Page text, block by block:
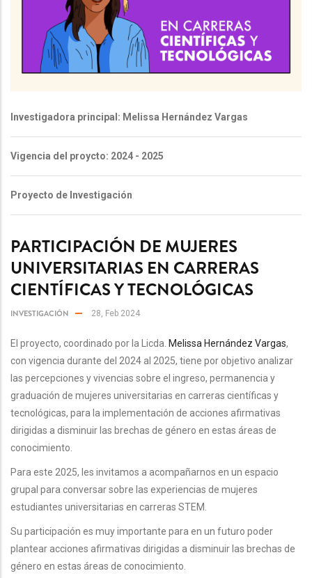
Investigadora principal: Melissa Hernández Vargas
Vigencia del proycto: 2024 - 2025
Proyecto de Investigación
PARTICIPACIÓN DE MUJERES
UNIVERSITARIAS EN CARRERAS
CIENTÍFICAS Y TECNOLÓGICAS
INVESTIGACIÓN 28, Feb 2024
El proyecto, coordinado por la Licda. Melissa Hernández Vargas,
con vigencia durante del 2024 al 2025, tiene por objetivo analizar
las percepciones y vivencias sobre el ingreso, permanencia y
graduación de mujeres universitarias en carreras científicas y
tecnológicas, para la implementación de acciones afirmativas
dirigidas a disminuir las brechas de género en estas áreas de
conocimiento.
Para este 2025, les invitamos a acompañarnos en un espacio
grupal para conversar sobre las experiencias de mujeres
estudiantes universitarias en carreras STEM.
Su participación es muy importante para en un futuro poder
plantear acciones afirmativas dirigidas a disminuir las brechas de
género en estas áreas de conocimiento.